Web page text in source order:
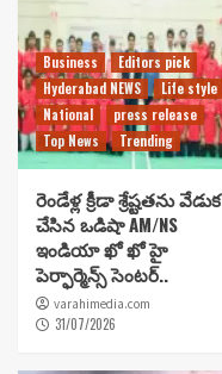
Business
Editors pick
Hyderabad NEWS
Life style
National
press release
Top News
Trending
రెండేళ్ల క్రీడా శ్రేష్టతను వేడుక
చేసిన ఒడిషా AM/NS
ఇండియా ఖో ఖో హై
పెర్ఫార్మెన్స్ సెంటర్..
varahimedia.com
31/07/2026